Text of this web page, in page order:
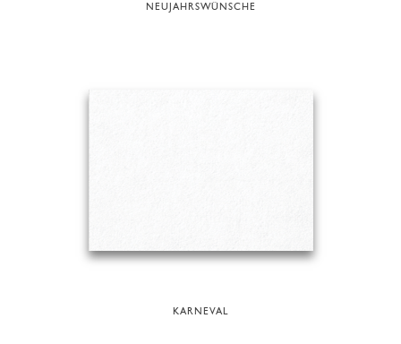
NEUJAHRSWÜNSCHE
KARNEVAL